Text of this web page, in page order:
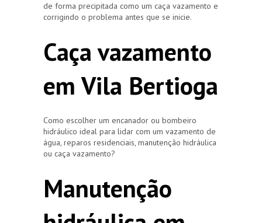
de forma precipitada como um caça vazamento e
corrigindo o problema antes que se inicie.
Caça vazamento
em Vila Bertioga
Como escolher um encanador ou bombeiro
hidráulico ideal para lidar com um vazamento de
água, reparos residenciais, manutenção hidráulica
ou caça vazamento?
Manutenção